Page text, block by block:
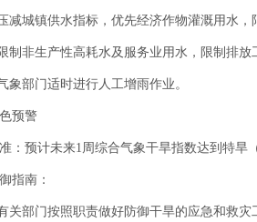
城镇供水指标，优先经济作物灌溉用水，
非生产性高耗水及服务业用水，限制排放
部门适时进行人工增雨作业。
警
预计未来1周综合气象干旱指数达到特旱
南：
部门按照职责做好防御干旱的应急和救灾